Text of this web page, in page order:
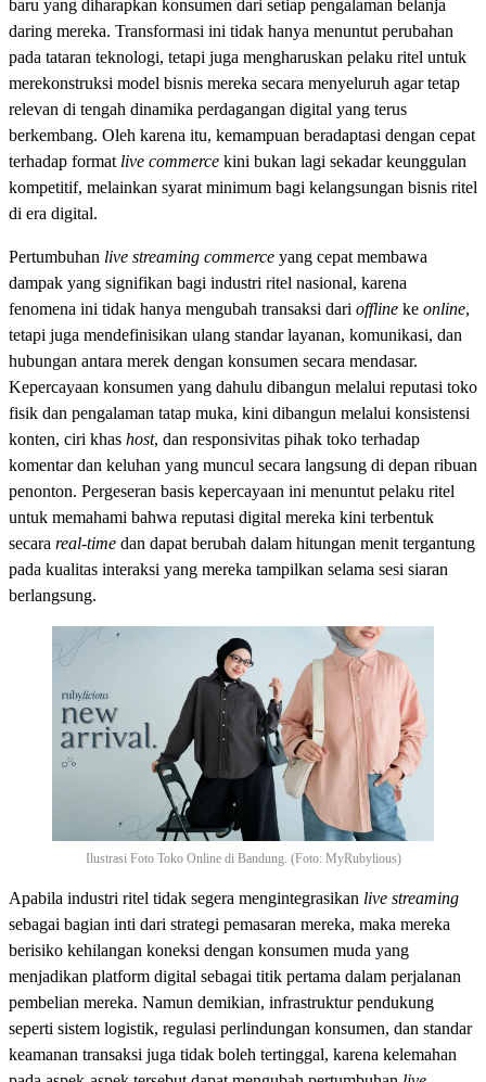
baru yang diharapkan konsumen dari setiap pengalaman belanja
daring mereka. Transformasi ini tidak hanya menuntut perubahan
pada tataran teknologi, tetapi juga mengharuskan pelaku ritel untuk
merekonstruksi model bisnis mereka secara menyeluruh agar tetap
relevan di tengah dinamika perdagangan digital yang terus
berkembang. Oleh karena itu, kemampuan beradaptasi dengan cepat
terhadap format live commerce kini bukan lagi sekadar keunggulan
kompetitif, melainkan syarat minimum bagi kelangsungan bisnis ritel
di era digital.
Pertumbuhan live streaming commerce yang cepat membawa
dampak yang signifikan bagi industri ritel nasional, karena
fenomena ini tidak hanya mengubah transaksi dari offline ke online,
tetapi juga mendefinisikan ulang standar layanan, komunikasi, dan
hubungan antara merek dengan konsumen secara mendasar.
Kepercayaan konsumen yang dahulu dibangun melalui reputasi toko
fisik dan pengalaman tatap muka, kini dibangun melalui konsistensi
konten, ciri khas host, dan responsivitas pihak toko terhadap
komentar dan keluhan yang muncul secara langsung di depan ribuan
penonton. Pergeseran basis kepercayaan ini menuntut pelaku ritel
untuk memahami bahwa reputasi digital mereka kini terbentuk
secara real-time dan dapat berubah dalam hitungan menit tergantung
pada kualitas interaksi yang mereka tampilkan selama sesi siaran
berlangsung.
Ilustrasi Foto Toko Online di Bandung. (Foto: MyRubylious)
Apabila industri ritel tidak segera mengintegrasikan live streaming
sebagai bagian inti dari strategi pemasaran mereka, maka mereka
berisiko kehilangan koneksi dengan konsumen muda yang
menjadikan platform digital sebagai titik pertama dalam perjalanan
pembelian mereka. Namun demikian, infrastruktur pendukung
seperti sistem logistik, regulasi perlindungan konsumen, dan standar
keamanan transaksi juga tidak boleh tertinggal, karena kelemahan